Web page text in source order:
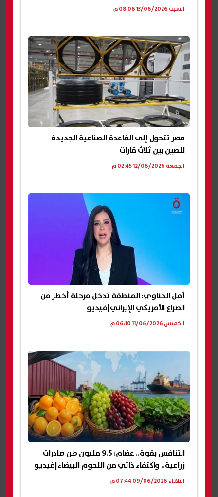
السبت 13/06/2026 08:06 م
مصر تتحول إلى القاعدة الصناعية الجديدة
للصين بين ثلاث قارات
الجمعة 12/06/2026 02:45 م
أمل الحناوي: المنطقة تدخل مرحلة أخطر من
الصراع الأمريكي الإيراني|فيديو
الخميس 11/06/2026 06:10 م
التنافس بقوة.. عضام: 9.5 مليون طن صادرات
زراعية.. واكتفاء ذاتي من اللحوم البيضاء|فيديو
الثلاثاء 09/06/2026 07:44 م